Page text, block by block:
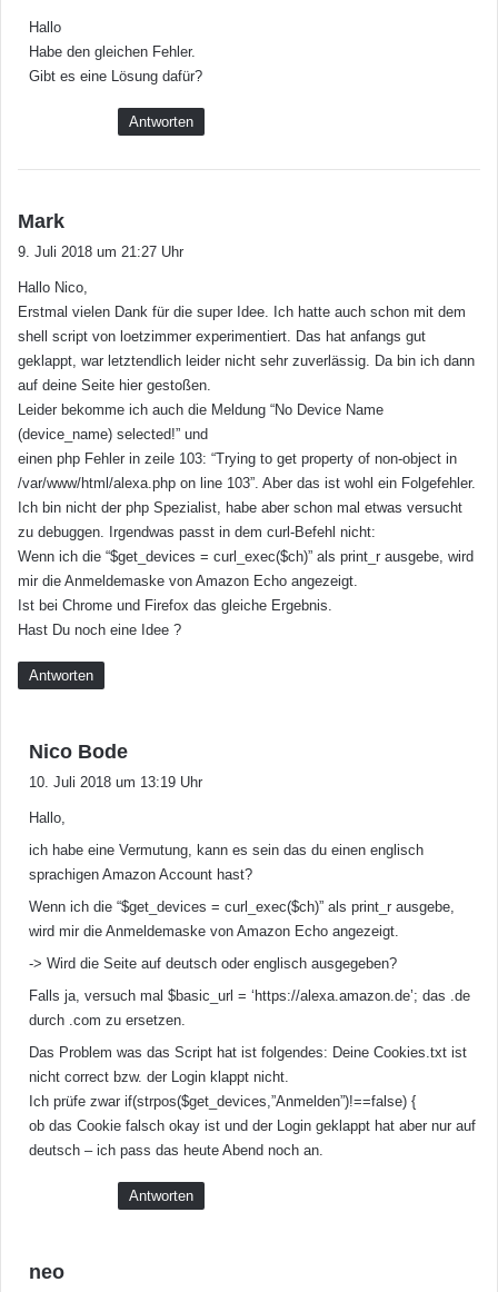
:
Hallo
Habe den gleichen Fehler.
Gibt es eine Lösung dafür?
Antworten
Mark
t
:
9. Juli 2018 um 21:27 Uhr
Hallo Nico,
Erstmal vielen Dank für die super Idee. Ich hatte auch schon mit dem
shell script von loetzimmer experimentiert. Das hat anfangs gut
geklappt, war letztendlich leider nicht sehr zuverlässig. Da bin ich dann
auf deine Seite hier gestoßen.
Leider bekomme ich auch die Meldung “No Device Name
(device_name) selected!” und
einen php Fehler in zeile 103: “Trying to get property of non-object in
/var/www/html/alexa.php on line 103”. Aber das ist wohl ein Folgefehler.
Ich bin nicht der php Spezialist, habe aber schon mal etwas versucht
zu debuggen. Irgendwas passt in dem curl-Befehl nicht:
Wenn ich die “$get_devices = curl_exec($ch)” als print_r ausgebe, wird
mir die Anmeldemaske von Amazon Echo angezeigt.
Ist bei Chrome und Firefox das gleiche Ergebnis.
Hast Du noch eine Idee ?
Antworten
Nico Bode
:
10. Juli 2018 um 13:19 Uhr
Hallo,
ich habe eine Vermutung, kann es sein das du einen englisch
sprachigen Amazon Account hast?
Wenn ich die “$get_devices = curl_exec($ch)” als print_r ausgebe,
wird mir die Anmeldemaske von Amazon Echo angezeigt.
-> Wird die Seite auf deutsch oder englisch ausgegeben?
Falls ja, versuch mal $basic_url = ‘https://alexa.amazon.de’; das .de
durch .com zu ersetzen.
Das Problem was das Script hat ist folgendes: Deine Cookies.txt ist
nicht correct bzw. der Login klappt nicht.
Ich prüfe zwar if(strpos($get_devices,”Anmelden”)!==false) {
ob das Cookie falsch okay ist und der Login geklappt hat aber nur auf
deutsch – ich pass das heute Abend noch an.
Antworten
neo